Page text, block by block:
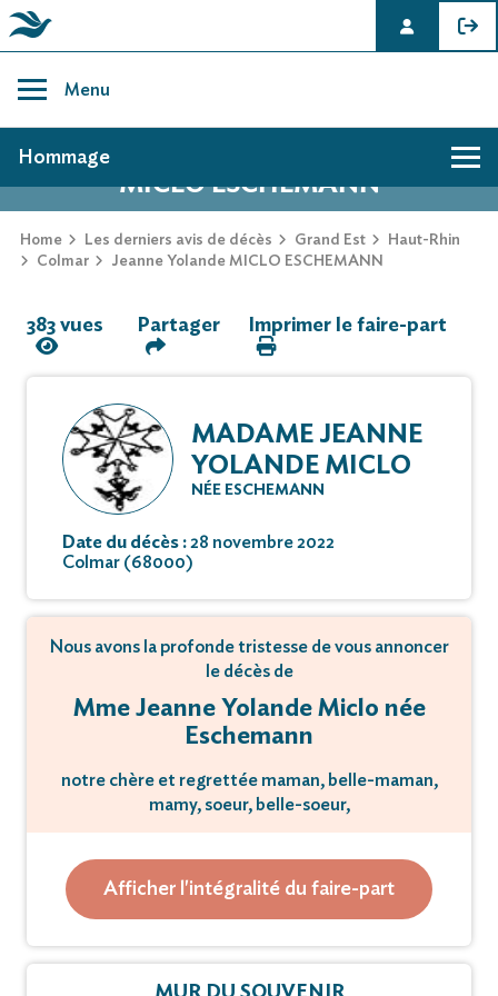
content
Menu
AVIS DE DÉCÈS DE JEANNE YOLANDE
MICLO ESCHEMANN
Home Les derniers avis de décès Grand Est
Haut-Rhin
Colmar
Jeanne Yolande MICLO ESCHEMANN
Hommage
383 vues Partager Imprimer le faire-part
MADAME JEANNE
YOLANDE MICLO
NÉE ESCHEMANN
Date du décès :28 novembre 2022
Colmar (68000)
Nous avons la profonde tristesse de vous annoncer
le décès de
Mme Jeanne Yolande Miclo née
Eschemann
notre chère et regrettée maman, belle-maman,
mamy, soeur, belle-soeur,
qui s'en est allée
le 28 novembre 2022, à l'âge de 89 ans.
Afficher l'intégralité du faire-part